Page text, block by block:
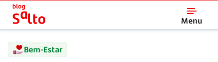
Menu
Salto
Bem-Estar